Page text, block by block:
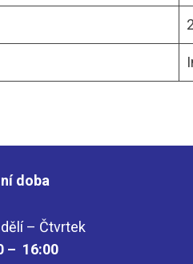
doba
– Čtvrtek
– 16:00